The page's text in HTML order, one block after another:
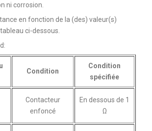
ni corrosion.
en fonction de la (des) valeur(s)
ci-dessous.
Condition
Condition
spécifiée
Contacteur
enfoncé
En dessous de 1
Ω